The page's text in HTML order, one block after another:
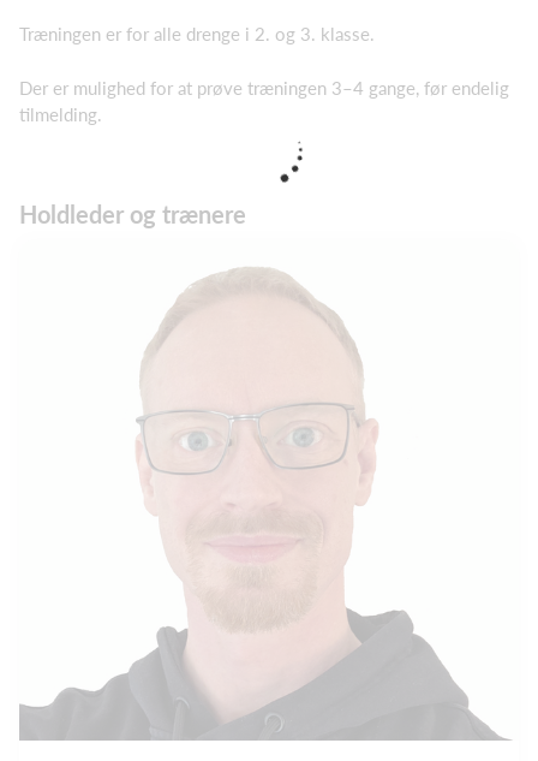
Træningen er for alle drenge i 2. og 3. klasse.
Der er mulighed for at prøve træningen 3–4 gange, før endelig
tilmelding.
Holdleder og trænere